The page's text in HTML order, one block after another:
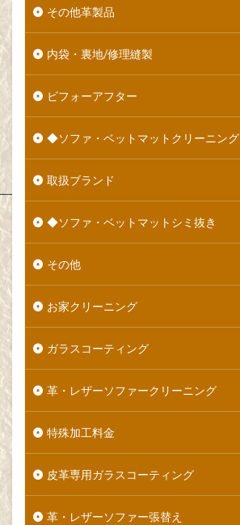
その他革製品
内袋・裏地/修理縫製
ビフォーアフター
◆ソファ・ベットマットクリーニング
取扱ブランド
◆ソファ・ベットマットシミ抜き
その他
お家クリーニング
ガラスコーティング
革・レザーソファークリーニング
特殊加工料金
皮革専用ガラスコーティング
革・レザーソファー張替え